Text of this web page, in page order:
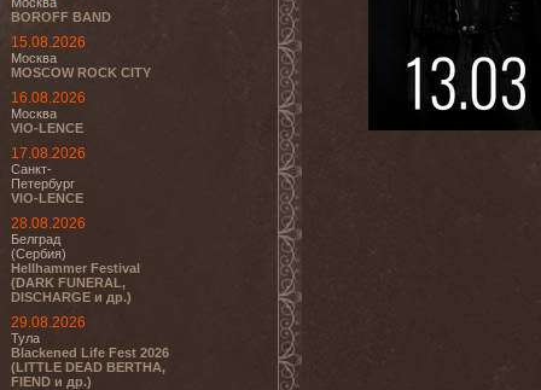
BOROFF BAND
15.08.2026
Москва
MOSCOW ROCK CITY
16.08.2026
Москва
VIO-LENCE
17.08.2026
Санкт-
Петербург
VIO-LENCE
28.08.2026
Белград
(Сербия)
Hellhammer Festival
(DARK FUNERAL,
DISCHARGE и др.)
29.08.2026
Тула
Blackened Life Fest 2026
(LITTLE DEAD BERTHA,
FIEND и др.)